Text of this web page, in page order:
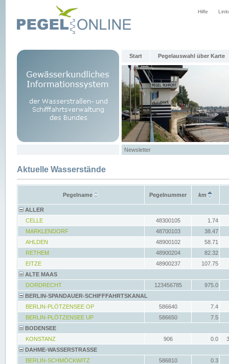
Hilfe
Start Pegelauswahl über Karte
Newsletter
Aktuelle Wasserstände
Pegelname Pegelnummer km
ALLER
CELLE
48300105
1.74
MARKLENDORF
48700103
38.47
AHLDEN
48900102
58.71
RETHEM
48900204
82.32
EITZE
48900237
107.75
ALTE MAAS
DORDRECHT
123456785
975.0
BERLIN-SPANDAUER-SCHIFFFAHRTSKANAL
BERLIN-PLÖTZENSEE OP
586640
7.4
BERLIN-PLÖTZENSEE UP
586650
7.5
BODENSEE
KONSTANZ
906 0.0
DAHME-WASSERSTRASSE
BERLIN-SCHMÖCKWITZ
586810
0.3